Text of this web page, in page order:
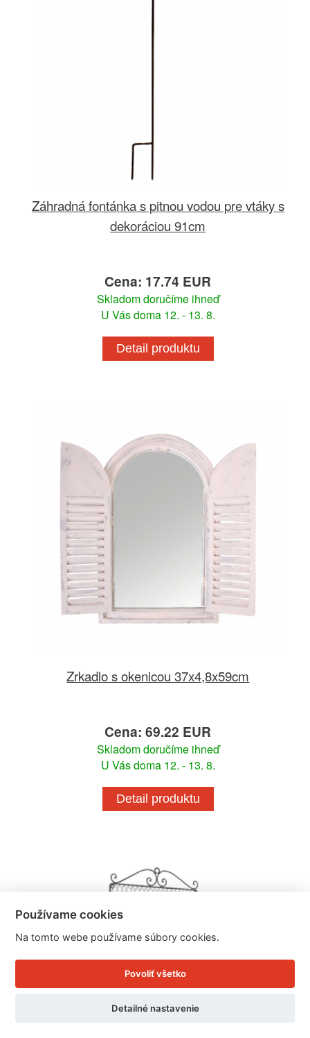
Záhradná fontánka s pitnou vodou pre vtáky s
dekoráciou 91cm
Cena: 17.74 EUR
Skladom doručíme ihneď
U Vás doma 12. - 13. 8.
Detail produktu
Zrkadlo s okenicou 37x4,8x59cm
Cena: 69.22 EUR
Skladom doručíme ihneď
U Vás doma 12. - 13. 8.
Detail produktu
Používame cookies
Na tomto webe používame súbory cookies.
Povoliť všetko
Detailné nastavenie